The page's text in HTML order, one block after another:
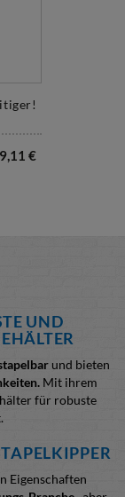
€
UND
und bieten
Mit ihrem
für robuste
Eigenschaften